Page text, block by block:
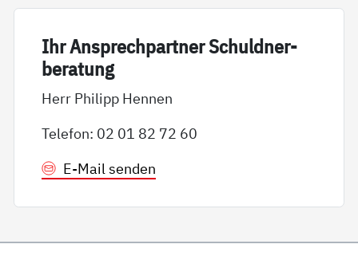
Ihr An­sp­rech­part­ner Schuld­ner­
be­ra­tung
Herr Philipp Hennen
Telefon: 02 01 82 72 60
E-Mail senden